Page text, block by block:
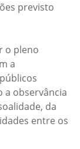
previsto
o pleno
a
observância
da
entre os